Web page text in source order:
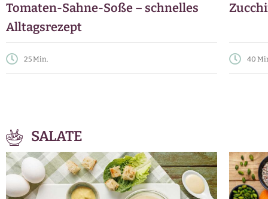
Tomaten-Sahne-Soße – schnelles
Alltagsrezept
25 Min. 40
SALATE